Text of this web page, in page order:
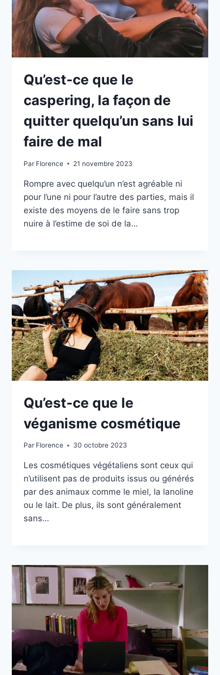
Qu’est-ce que le
caspering, la façon de
quitter quelqu’un sans lui
faire de mal
Par Florence 21 novembre 2023
Rompre avec quelqu’un n’est agréable ni
pour l’une ni pour l’autre des parties, mais il
existe des moyens de le faire sans trop
nuire à l’estime de soi de la…
Qu’est-ce que le
véganisme cosmétique
Par Florence 30 octobre 2023
Les cosmétiques végétaliens sont ceux qui
n’utilisent pas de produits issus ou générés
par des animaux comme le miel, la lanoline
ou le lait. De plus, ils sont généralement
sans…